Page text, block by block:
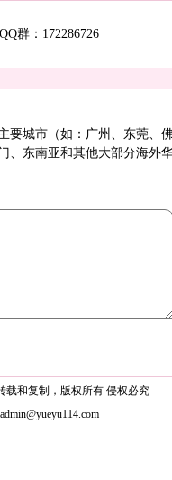
群：172286726
要城市（如：广州、东莞、
、东南亚和其他大部分海外
载和复制，版权所有 侵权必究